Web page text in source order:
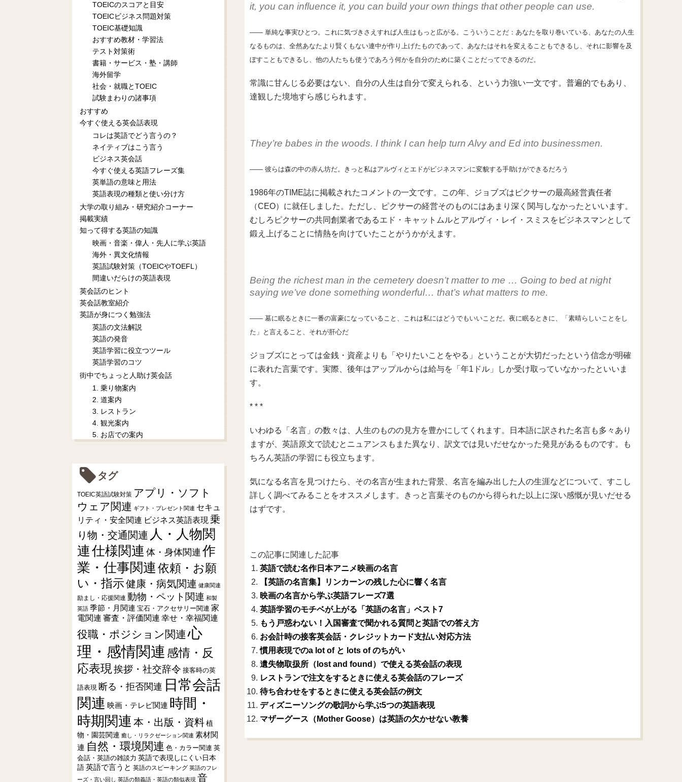
it, you can influence it, you can build your own things that other people can use.
―― 単純な事実ひとつ。これに気づきさえすれば人生はもっと広がる。こういうことだ：あなたを取り巻いている、あなたの人生
なるものは、全然あなたより賢くもない連中が作り上げたものであって、あなたはそれを変えることもできるし、それに影響を及
ぼすこともできるし、他の人たちも使うであろう何かを自分のために築くことだってできるのだ。
常識に甘んじる必要はない、自分の人生は自分で変えられる、という力強い一文です。普遍的でもあり、
達観した境地すら感じられます。
They’re babes in the woods. I think I can help turn Alvy and Ed into businessmen.
―― 彼らは森の中の赤ん坊だ。きっと私はアルヴィとエドがビジネスマンに変貌する手助けができるだろう
1986年のTIME誌に掲載されたコメントの一文です。この年、ジョブズはピクサーの最高経営責任者
（CEO）に就任しました。ただし、ピクサーの経営そのものにはあまり深く関与しなかったといいます。
むしろピクサーの共同創業者であるエド・キャットムルとアルヴィ・レイ・スミスをビジネスマンとして
鍛え上げることに情熱を向けていたことがうかがえます。
Being the richest man in the cemetery doesn’t matter to me … Going to bed at night
saying we’ve done something wonderful… that’s what matters to me.
―― 墓に眠るときに一番の富豪になっていること、これは私にはどうでもいいことだ。夜に眠るときに、「素晴らしいことをし
た」と言えること、それが肝心だ
ジョブズにとっては金銭・資産よりも「やりたいことをやる」ということが大切だったという信念が明確
に表れた言葉です。実際、後年はアップルからは給与を「年1ドル」しか受け取っていなかったといいま
す。
* * *
いわゆる「名言」の数々は、人生のものの見方を豊かにしてくれます。日本語に訳された名言も多々あり
ますが、英語原文で読むとニュアンスもまた異なり、訳文では見いだせなかった発見があるものです。も
ちろん英語の学習にも役立ちます。
気になる名言を見つけたら、その名言が生まれた背景、名言を編み出した人の生涯などについて、すこし
詳しく調べてみることをオススメします。きっと言葉そのものから得られた以上に深い感慨が見いだせる
はずです。
この記事に関連した記事
英語で読む名作日本アニメ映画の名言
【英語の名言集】リンカーンの残した心に響く名言
映画の名言から学ぶ英語フレーズ7選
英語学習のモチベが上がる「英語の名言」ベスト7
もう戸惑わない！入国審査で聞かれる質問と英語での答え方
お会計時の接客英会話・クレジットカード支払い対応方法
慣用表現でのa lot of と lots of のちがい
遺失物取扱所（lost and found）で使える英会話の表現
レストランで注文をするときに使える英会話のフレーズ
待ち合わせをするときに使える英会話の例文
ディズニーソングの歌詞から学ぶ5つの英語表現
マザーグース（Mother Goose）は英語の欠かせない教養
TOEICのスコアと目安
TOEICビジネス問題対策
TOEIC基礎知識
おすすめ教材・学習法
テスト対策術
書籍・サービス・塾・講師
海外留学
社会・就職とTOEIC
試験まわりの諸事項
おすすめ
今すぐ使える英会話表現
コレは英語でどう言うの？
ネイティブはこう言う
ビジネス英会話
今すぐ使える英語フレーズ集
英単語の意味と用法
英語表現の種類と使い分け方
大学の取り組み・研究紹介コーナー
掲載実績
知って得する英語の知識
映画・音楽・偉人・先人に学ぶ英語
海外・異文化情報
英語試験対策（TOEICやTOEFL）
間違いだらけの英語表現
英会話のヒント
英会話教室紹介
英語が身につく勉強法
英語の文法解説
英語の発音
英語学習に役立つツール
英語学習のコツ
街中でちょっと人助け英会話
1. 乗り物案内
2. 道案内
3. レストラン
4. 観光案内
5. お店での案内
タグ
TOEIC英語試験対策 アプリ・ソフト
ウェア関連 ギフト・プレゼント関連 セキュ
リティ・安全関連 ビジネス英語表現 乗
り物・交通関連 人・人物関
連仕様関連 体・身体関連 作
業・仕事関連依頼・お願
い・指示健康・病気関連 健康関連
励まし・応援関連 動物・ペット関連 和製
英語 季節・月関連 宝石・アクセサリー関連 家
電関連 審査・評価関連 幸せ・幸福関連
役職・ポジション関連 心
理・感情関連 感情・反
応表現挨拶・社交辞令 接客時の英
語表現 断る・拒否関連 日常会話
関連 映画・テレビ関連 時間・
時期関連 本・出版・資料植
物・園芸関連 癒し・リラクゼーション関連 素材関
連 自然・環境関連 色・カラー関連 英
会話・英語の雑談力 英語で表現しにくい日本
語 英語で言うと 英語のスピーキング 英語のフレ
ーズ・言い回し 英語の類義語・英語の類似表現 音